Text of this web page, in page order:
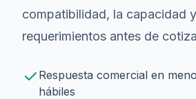
compatibilidad, la capacidad
requerimientos antes de
Respuesta comercial en
hábiles